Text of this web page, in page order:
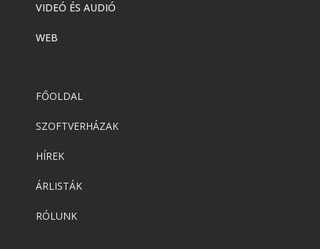
VIDEÓ ÉS AUDIÓ
WEB
FŐOLDAL
SZOFTVERHÁZAK
HÍREK
ÁRLISTÁK
RÓLUNK